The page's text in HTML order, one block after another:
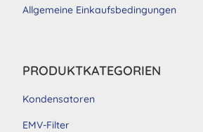
Allgemeine Einkaufsbedingungen
PRODUKTKATEGORIEN
Kondensatoren
EMV-Filter